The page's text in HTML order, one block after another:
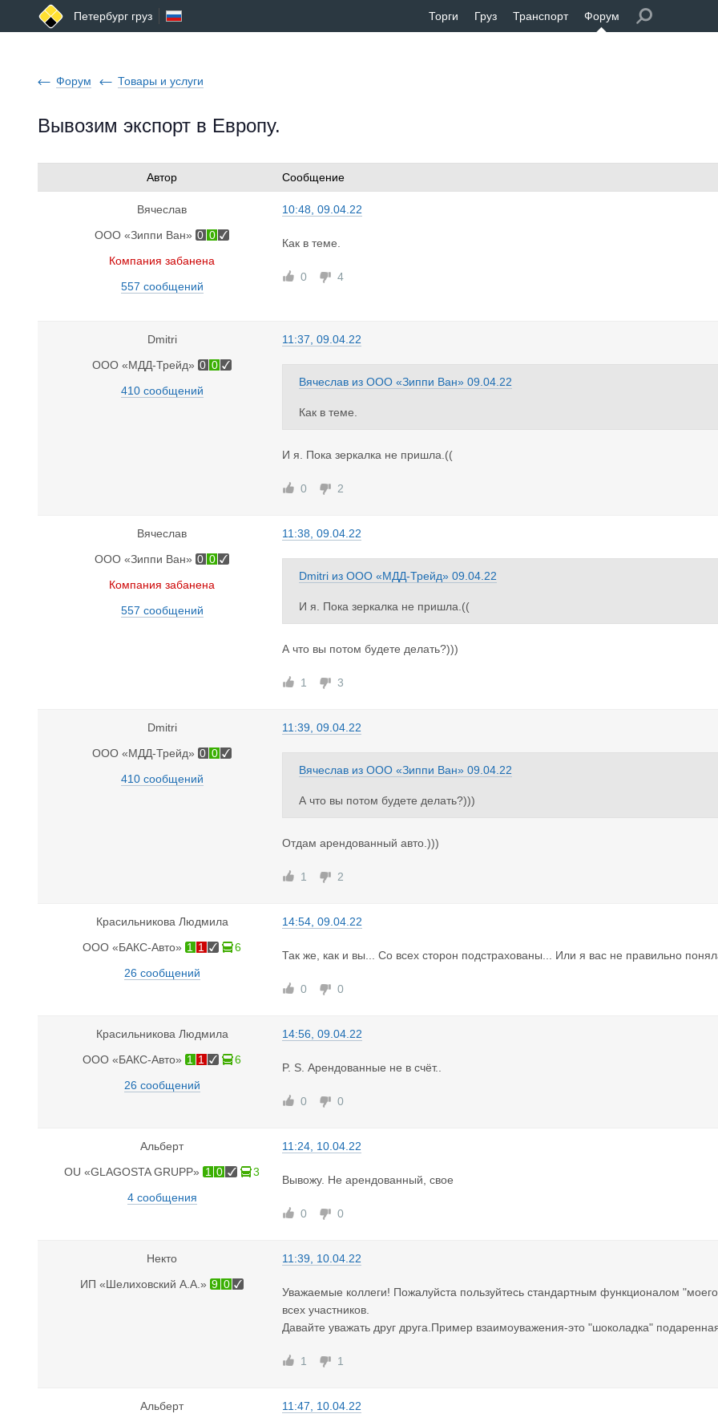
Петербург груз Торги Груз Транспорт Форум
Форум Товары и услуги
Вывозим экспорт в Европу.
Автор Сообщение
Вячеслав
ООО «Зиппи Ван» 0 0
Компания забанена
557 сообщений
10:48, 09.04.22
Как в теме.
0 4
Dmitri
ООО «МДД-Трейд» 0 0
410 сообщений
11:37, 09.04.22
Вячеслав из ООО «Зиппи Ван» 09.04.22
Как в теме.
И я. Пока зеркалка не пришла.((
0 2
Вячеслав
ООО «Зиппи Ван» 0 0
Компания забанена
557 сообщений
11:38, 09.04.22
Dmitri из ООО «МДД-Трейд» 09.04.22
И я. Пока зеркалка не пришла.((
А что вы потом будете делать?)))
1 3
Dmitri
ООО «МДД-Трейд» 0 0
410 сообщений
11:39, 09.04.22
Вячеслав из ООО «Зиппи Ван» 09.04.22
А что вы потом будете делать?)))
Отдам арендованный авто.)))
1 2
Красильникова Людмила
ООО «БАКС-Авто» 1 1
6
26 сообщений
14:54, 09.04.22
Так же, как и вы... Со всех сторон подстрахованы... Или я вас не правильно
0 0
Красильникова Людмила
ООО «БАКС-Авто» 1 1
6
26 сообщений
14:56, 09.04.22
P. S. Арендованные не в счёт..
0 0
Альберт
OU «GLAGOSTA GRUPP» 1 0
3
4 сообщения
11:24, 10.04.22
Вывожу. Не арендованный, свое
0 0
Некто
ИП «Шелиховский А.А.» 9 0
11:39, 10.04.22
Уважаемые коллеги! Пожалуйста пользуйтесь стандартным функционалом
всех участников.
Давайте уважать друг друга.Пример взаимоуважения-это "шоколадка"
1 1
Альберт
11:47, 10.04.22